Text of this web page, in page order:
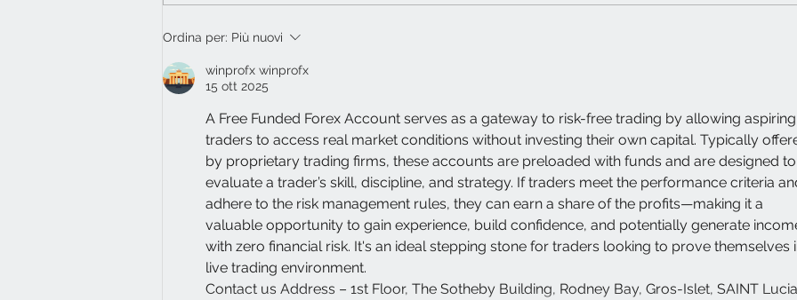
Ordina per: Più nuovi
winprofx winprofx
15 ott 2025
A Free Funded Forex Account serves as a gateway to risk-free trading by allowing aspiring
traders to access real market conditions without investing their own capital. Typically
by proprietary trading firms, these accounts are preloaded with funds and are designed to
evaluate a trader’s skill, discipline, and strategy. If traders meet the performance criteria
adhere to the risk management rules, they can earn a share of the profits—making it a
valuable opportunity to gain experience, build confidence, and potentially generate
with zero financial risk. It's an ideal stepping stone for traders looking to prove themselves
live trading environment.
Contact us Address – 1st Floor, The Sotheby Building, Rodney Bay, Gros-Islet, SAINT Lucia